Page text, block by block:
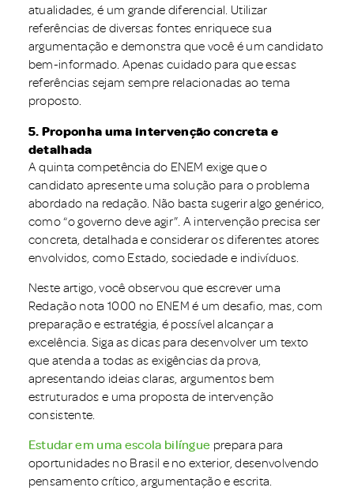
atualidades, é um grande diferencial. Utilizar
referências de diversas fontes enriquece sua
argumentação e demonstra que você é um candidato
bem-informado. Apenas cuidado para que essas
referências sejam sempre relacionadas ao tema
proposto.
5. Proponha uma intervenção concreta e
detalhada
A quinta competência do ENEM exige que o
candidato apresente uma solução para o problema
abordado na redação. Não basta sugerir algo genérico,
como “o governo deve agir”. A intervenção precisa ser
concreta, detalhada e considerar os diferentes atores
envolvidos, como Estado, sociedade e indivíduos.
Neste artigo, você observou que escrever uma
Redação nota 1000 no ENEM é um desafio, mas, com
preparação e estratégia, é possível alcançar a
excelência. Siga as dicas para desenvolver um texto
que atenda a todas as exigências da prova,
apresentando ideias claras, argumentos bem
estruturados e uma proposta de intervenção
consistente.
Estudar em uma escola bilíngue prepara para
oportunidades no Brasil e no exterior, desenvolvendo
pensamento crítico, argumentação e escrita.